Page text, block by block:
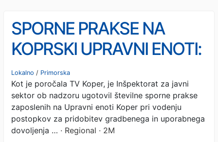
SPORNE PRAKSE NA
KOPRSKI UPRAVNI ENOTI:
Napake ali zavestno
kršenje zakonodaje?
Lokalno / Primorska
Kot je poročala TV Koper, je Inšpektorat za javni
sektor ob nadzoru ugotovil številne sporne prakse
zaposlenih na Upravni enoti Koper pri vodenju
postopkov za pridobitev gradbenega in uporabnega
dovoljenja … · Regional · 2M